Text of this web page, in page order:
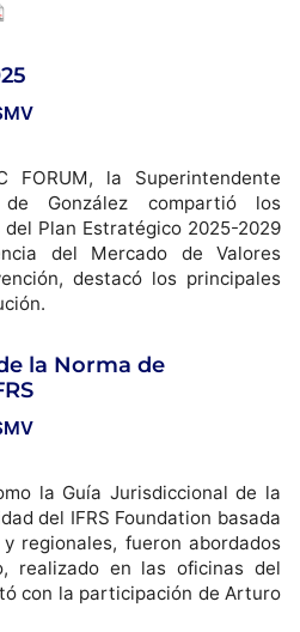
FORUM, la Superintendente
González compartió los
Plan Estratégico 2025-2029
del Mercado de Valores
destacó los principales
la Norma de
la Guía Jurisdiccional de la
del IFRS Foundation basada
regionales, fueron abordados
realizado en las oficinas del
con la participación de Arturo